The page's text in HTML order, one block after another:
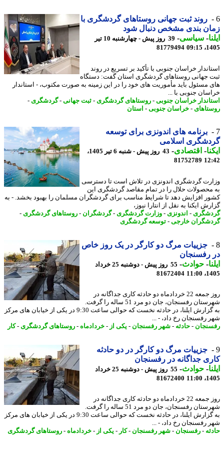
روند ثبت جهانی روستاهای گردشگری با
بندی مشخص دنبال شود
-سیاسی-
39 روز پیش - چهارشنبه 10 تیر
81779494
خراسان جنوبی با تأکید بر تسریع در روند
جهانی روستاهای گردشگری استان گفت: دستگاه
مسئول باید مأموریت های خود را در این زمینه به صورت مکتوب، - استاندار
جنوبی با ...
خراسان جنوبی-روستاهای گردشگری- ثبت جهانی-گردشگری-
-خراسان جنوبی-استان
برنامه های اندونزی برای توسعه
اسلامی
-اقتصادی-
43 روز پیش - شنبه 6 تیر 1405،
81752789
گردشگری اندونزی در تلاش است تا دسترسی
حلال را در تمام مقاصد گردشگری این
افزایش دهد تا شرایط مناسب برای گردشگران مسلمان را بهبود بخشد. - به
ایکنا به نقل از انتارا نیوز،
- اندونزی- وزارت گردشگری- گردشگران- روستاهای گردشگری-
خارجی-توسعه گردشگری
جزییات مرگ دو کارگر در یک روز خاص
رفسنجان
-حوادث -
55 روز پیش - دوشنبه 25 خرداد
81672404
روز جمعه 22 خردادماه دو حادثه کاری جداگانه در
شهرستان رفسنجان، جان دو مرد 51 ساله را گرفت.
به گزارش ایلنا، در حادثه نخست که حوالی ساعت 9:30 در یکی از خیابان های مرکز
رفسنجان رخ داد، - ...
-حادثه-شهر رفسنجان-یکی از-خردادماه -روستاهای گردشگری- کار
جزییات مرگ دو کارگر در دو حادثه
جداگانه در رفسنجان
-حوادث -
55 روز پیش - دوشنبه 25 خرداد
81672400
روز جمعه 22 خردادماه دو حادثه کاری جداگانه در
شهرستان رفسنجان، جان دو مرد 51 ساله را گرفت.
به گزارش ایلنا، در حادثه نخست که حوالی ساعت 9:30 در یکی از خیابان های مرکز
رفسنجان رخ داد، - ...
-رفسنجان-شهر رفسنجان-کار -یکی از-خردادماه -روستاهای گردشگری